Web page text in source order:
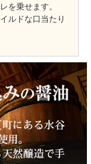
を乗せます。
ルドな口当たり